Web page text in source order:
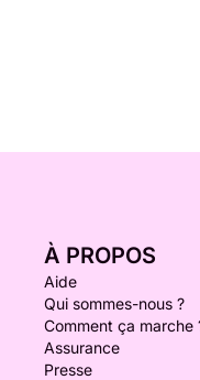
À PROPOS
Aide
Qui sommes-nous ?
Comment ça marche
Assurance
Presse